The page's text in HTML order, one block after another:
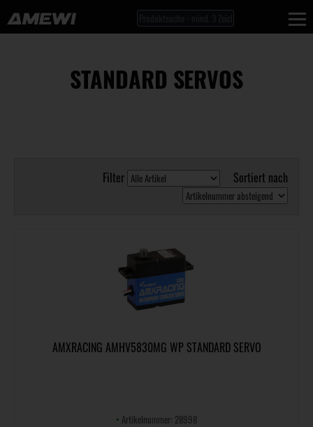
STANDARD SERVOS
Filter Sortiert nach
AMXRACING AMHV5830MG WP STANDARD SERVO
• Artikelnummer: 28998